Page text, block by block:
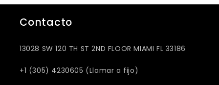
Contacto
13028 SW 120 TH ST 2ND FLOOR MIAMI FL 33186
+1 (305) 4230605 (Llamar a fijo)